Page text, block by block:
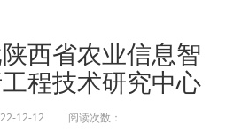
西省农业信息智
程技术研究中心
12-12 阅读次数：